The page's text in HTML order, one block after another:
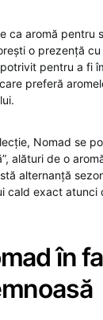
ca aromă pentru
o prezență
pentru a fi
preferă
Nomad se
alături de o
alternanță
cald exact atunci
în